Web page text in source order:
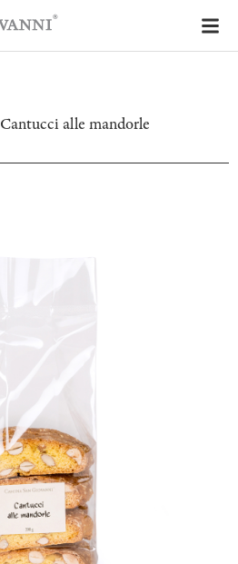
Cantucci alle mandorle